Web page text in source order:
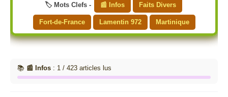
🏷️ Mots Clefs - 📰 Infos Faits Divers
Fort-de-France Lamentin 972 Martinique
📚 📰 Infos : 1 / 423 articles lus